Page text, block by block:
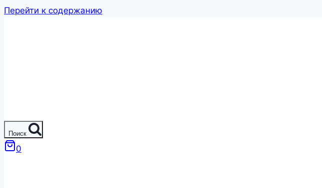
Перейти к содержанию
Поиск
0